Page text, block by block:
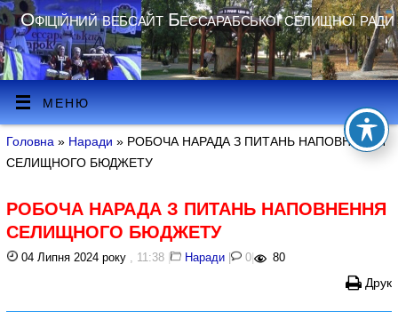
Офіційний вебсайт Бессарабської селищної ради
МЕНЮ
Головна » Наради » РОБОЧА НАРАДА З ПИТАНЬ НАПОВНЕННЯ
СЕЛИЩНОГО БЮДЖЕТУ
РОБОЧА НАРАДА З ПИТАНЬ НАПОВНЕННЯ
СЕЛИЩНОГО БЮДЖЕТУ
04 Липня 2024 року , 11:38 | Наради | 0 | 80
Друк